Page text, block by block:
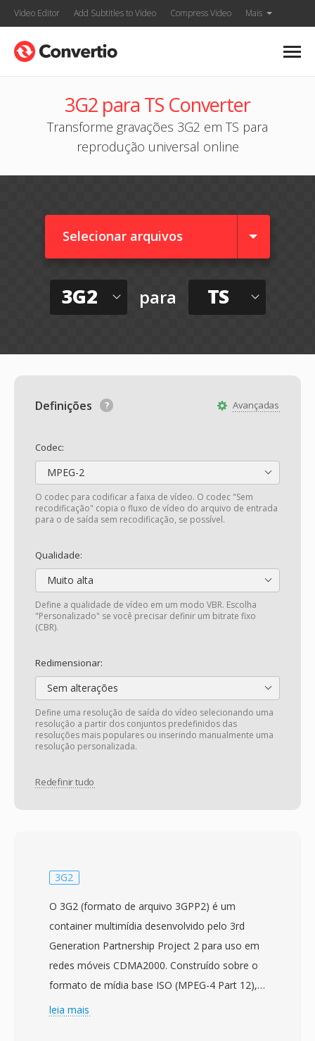
Video Editor Add Subtitles to Video Compress Video Mais
3G2 para TS Converter
Transforme gravações 3G2 em TS para
reprodução universal online
Selecionar arquivos
3G2 para TS
Avançadas
Definições
Codec:
MPEG-2
O codec para codificar a faixa de vídeo. O codec "Sem
recodificação" copia o fluxo de vídeo do arquivo de entrada
para o de saída sem recodificação, se possível.
Qualidade:
Muito alta
Define a qualidade de vídeo em um modo VBR. Escolha
"Personalizado" se você precisar definir um bitrate fixo
(CBR).
Redimensionar:
Sem alterações
Define uma resolução de saída do vídeo selecionando uma
resolução a partir dos conjuntos predefinidos das
resoluções mais populares ou inserindo manualmente uma
resolução personalizada.
Redefinir tudo
3G2
O 3G2 (formato de arquivo 3GPP2) é um
container multimídia desenvolvido pelo 3rd
Generation Partnership Project 2 para uso em
redes móveis CDMA2000. Construído sobre o
formato de mídia base ISO (MPEG-4 Part 12),
ele armazena vídeo codificado com H.263 ou
leia mais